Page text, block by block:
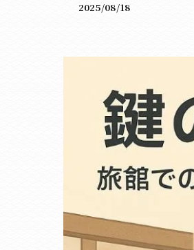
2025/08/18